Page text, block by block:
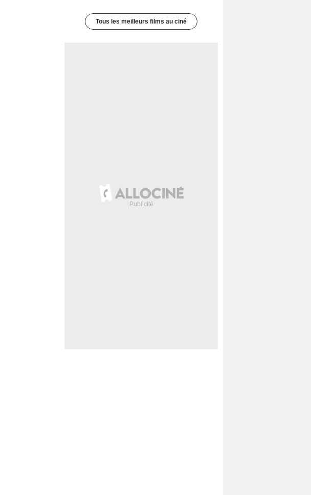
Tous les meilleurs films au ciné